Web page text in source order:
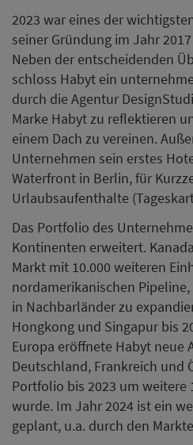
2023 war eines der
seiner Gründung im Jahr
Neben der entscheidenden
schloss Habyt ein
durch die Agentur
Marke Habyt zu reflektieren
einem Dach zu vereinen.
Unternehmen sein erstes
Waterfront in Berlin, für
Urlaubsaufenthalte
Das Portfolio des
Kontinenten erweitert.
Markt mit 10.000 weiteren
nordamerikanischen
in Nachbarländer zu
Hongkong und Singapur bis
Europa eröffnete Habyt neue
Deutschland, Frankreich und
Portfolio bis 2023 um weitere
wurde. Im Jahr 2024 ist ein
geplant, u.a. durch den